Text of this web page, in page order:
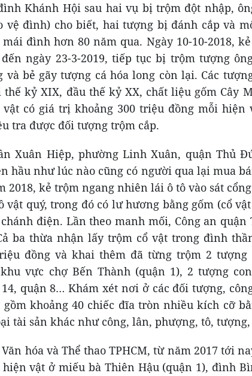
Khánh Hội sau hai vụ bị trộm đột nhập,
vệ đình) cho biết, hai tượng bị đánh cắp và
đình hơn 80 năm qua. Ngày 10-10-2018,
ngày 23-3-2019, tiếp tục bị trộm tượng
và bẻ gãy tượng cá hóa long còn lại. Các
thế kỷ XIX, đầu thế kỷ XX, chất liệu gốm Cây
vật có giá trị khoảng 300 triệu đồng mỗi hiện
tra được đối tượng trộm cắp.
Xuân Hiệp, phường Linh Xuân, quận Thủ
hầu như lúc nào cũng có người qua lại mua
2018, kẻ trộm ngang nhiên lái ô tô vào sát
vật quý, trong đó có lư hương bằng gốm (cổ
điện. Lần theo manh mối, Công an
ba thừa nhận lấy trộm cổ vật trong đình
đồng và khai thêm đã từng trộm 2 tượng
vực chợ Bến Thành (quận 1), 2 tượng
quận 8… Khám xét nơi ở các đối tượng,
gồm khoảng 40 chiếc đĩa tròn nhiều kích cỡ
tài sản khác như công, lân, phượng, tô,
Văn hóa và Thể thao TPHCM, từ năm 2017 tới
hiện vật ở miếu bà Thiên Hậu (quận 1), đình